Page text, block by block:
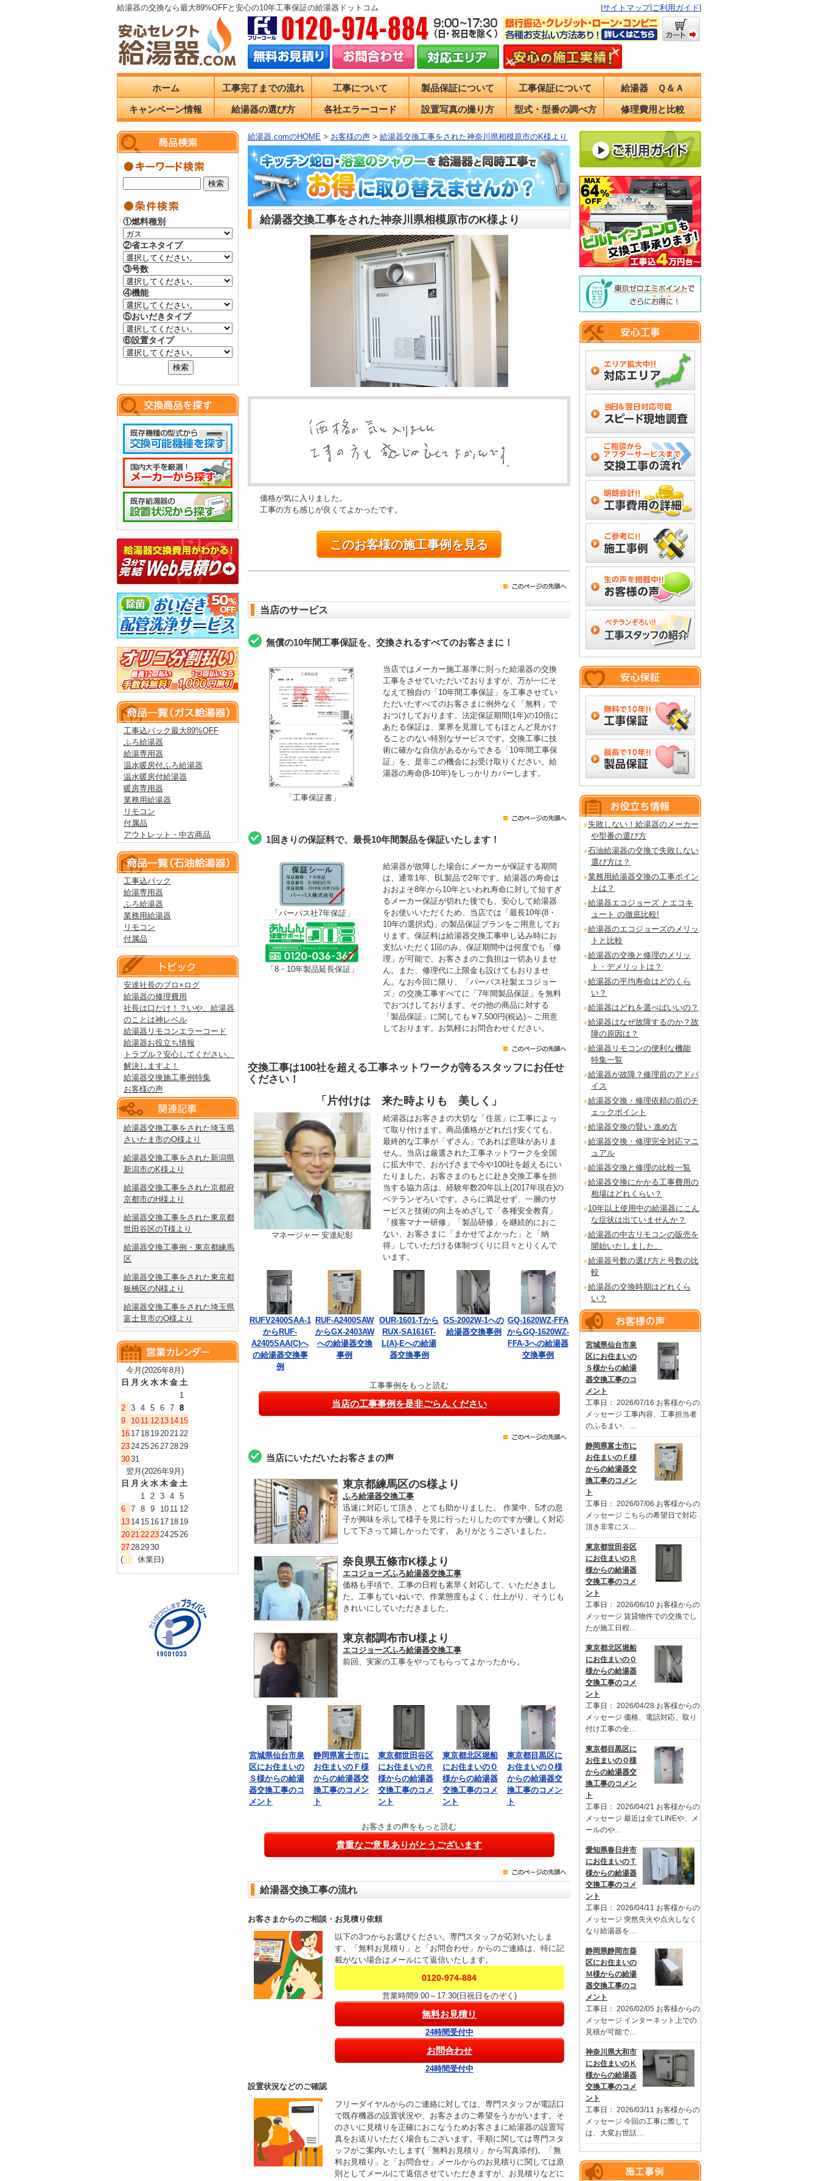
給湯器の交換なら最大89%OFFと安心の10年工事保証の給湯器ドットコム サイトマップ| ご利用ガイド
ホーム 工事完了までの流れ 工事について 製品保証について 工事保証について 給湯器 Ｑ＆Ａ
キャンペーン情報 給湯器の選び方 各社エラーコード 設置写真の撮り方 型式・型番の調べ方 修理費用と比較
①燃料種別
②省エネタイプ
③号数
④機能
⑤おいだきタイプ
⑥設置タイプ
工事込パック最大89%OFF
ふろ給湯器
給湯専用器
温水暖房付ふろ給湯器
温水暖房付給湯器
暖房専用器
業務用給湯器
リモコン
付属品
アウトレット・中古商品
工事込パック
給湯専用器
ふろ給湯器
業務用給湯器
リモコン
付属品
安達社長のプロ×ログ
給湯器の修理費用
社長は口だけ！？いや、給湯器
のことは神レベル
給湯器リモコンエラーコード
給湯器お役立ち情報
トラブル？安心してください、
解決しますよ！
給湯器交換施工事例特集
お客様の声
給湯器交換工事をされた埼玉県
さいたま市のO様より
給湯器交換工事をされた新潟県
新潟市のK様より
給湯器交換工事をされた京都府
京都市のH様より
給湯器交換工事をされた東京都
世田谷区のT様より
給湯器交換工事例・東京都練馬
区
給湯器交換工事をされた東京都
板橋区のN様より
給湯器交換工事をされた埼玉県
富士見市のO様より
今月(2026年8月)
日 月 火 水 木 金 土
1
2 3 4 5 6 7 8
9
10 11 12 13 14 15
16 17 18 19202122
23242526272829
3031
翌月(2026年9月)
日 月 火 水 木 金 土
1 2 3 4 5
6 7 8 9 10 11 12
13 14 15 16 17 18 19
20212223242526
27282930
(
休業日)
失敗しない！給湯器のメーカー
や型番の選び方
石油給湯器の交換で失敗しない
選び方は？
業務用給湯器交換の工事ポイン
トは？
給湯器エコジョーズ とエコキ
ュート の徹底比較!
給湯器のエコジョーズのメリッ
トと比較
給湯器の交換と修理のメリッ
ト・デメリットは？
給湯器の平均寿命はどのくら
い？
給湯器はどれを選べばいいの？
給湯器はなぜ故障するのか？故
障の原因は？
給湯器リモコンの便利な機能
特集一覧
給湯器が故障？修理前のアドバ
イス
給湯器交換・修理依頼の前のチ
ェックポイント
給湯器交換の賢い 進め方
給湯器交換・修理完全対応マニ
ュアル
給湯器交換と修理の比較一覧
給湯器交換にかかる工事費用の
相場はどれくらい？
10年以上使用中の給湯器にこん
な症状は出ていませんか？
給湯器の中古リモコンの販売を
開始いたしました。
給湯器号数の選び方と号数の比
較
給湯器の交換時期はどれくら
い？
宮城県仙台市泉
区にお住まいの
Ｓ様からの給湯
器交換工事のコ
メント
工事日： 2026/07/16 お客様からの
メッセージ 工事内容、工事担当者
のふるまい、…
静岡県富士市に
お住まいのＦ様
からの給湯器交
換工事のコメン
ト
工事日： 2026/07/06 お客様からの
メッセージ こちらの希望日で対応
頂き非常にス…
東京都世田谷区
にお住まいのＲ
様からの給湯器
交換工事のコメ
ント
工事日： 2026/06/10 お客様からの
メッセージ 賃貸物件での交換でし
たが施工日程…
東京都北区堀船
にお住まいのＯ
様からの給湯器
交換工事のコメ
ント
工事日： 2026/04/28 お客様からの
メッセージ 価格、電話対応、取り
付け工事の全…
東京都目黒区に
お住まいのＯ様
からの給湯器交
換工事のコメン
ト
工事日： 2026/04/21 お客様からの
メッセージ 最近は全てLINEや、メ
ールのや…
愛知県春日井市
にお住まいのＴ
様からの給湯器
交換工事のコメ
ント
工事日： 2026/04/11 お客様からの
メッセージ 突然失火や点火しなく
なり給湯器を…
静岡県静岡市葵
区にお住まいの
Ｍ様からの給湯
器交換工事のコ
メント
工事日： 2026/02/05 お客様からの
メッセージ インターネット上での
見積が可能で…
神奈川県大和市
にお住まいのＫ
様からの給湯器
交換工事のコメ
ント
工事日： 2026/03/11 お客様からの
メッセージ 今回の工事に際して
は、大変お世話…
給湯器.comのHOME > お客様の声 > 給湯器交換工事をされた神奈川県相模原市のK様より
給湯器交換工事をされた神奈川県相模原市のK様より
価格が気に入りました。
工事の方も感じが良くてよかったです。
このお客様の施工事例を見る
当店のサービス
無償の10年間工事保証を、交換されるすべてのお客さまに！
「工事保証書」
当店ではメーカー施工基準に則った給湯器の交換
工事をさせていただいておりますが、万が一にそ
なえて独自の「10年間工事保証」を工事させてい
ただいたすべてのお客さまに例外なく「無料」で
おつけしております。法定保証期間(1年)の10倍に
あたる保証は、業界を見渡してもほとんど見かけ
ることのない特別なサービスです。交換工事に技
術に確かな自信があるからできる「10年間工事保
証」を、是非この機会にお受け取りください。給
湯器の寿命(8-10年)をしっかりカバーします。
1回きりの保証料で、最長10年間製品を保証いたします！
「パーパス社7年保証」
「8・10年製品延長保証」
給湯器が故障した場合にメーカーが保証する期間
は、通常1年、BL製品で2年です。給湯器の寿命は
おおよそ8年から10年といわれ寿命に対して短すぎ
るメーカー保証が切れた後でも、安心して給湯器
をお使いいただくため、当店では「最長10年(8・
10年の選択式)」の製品保証プランをご用意してお
ります。保証料は給湯器交換工事申し込み時にお
支払いただく1回のみ。保証期間中は何度でも「修
理」が可能で、お客さまのご負担は一切ありませ
ん。また、修理代に上限金も設けてもおりませ
ん。なお今回に限り、「パーパス社製エコジョー
ズ」の交換工事すべてに「7年間製品保証」を無料
でおつけしております。その他の商品に対する
「製品保証」に関しても￥7,500円(税込)～ご用意
しております。お気軽にお問合わせください。
交換工事は100社を超える工事ネットワークが誇るスタッフにお任せ
ください！
「片付けは 来た時よりも 美しく」
マネージャー 安達紀彰
給湯器はお客さまの大切な「住居」に工事によっ
て取り付けます。商品価格がどれだけ安くても、
最終的な工事が「ずさん」であれば意味がありま
せん。当店は厳選された工事ネットワークを全国
に拡大中で、おかげさまで今や100社を超えるにい
たりました。お客さまのもとに赴き交換工事を担
当する協力店は、経験年数20年以上(2017年現在)の
ベテランぞろいです。さらに満足せず、一層のサ
ービスと技術の向上をめざして「各種安全教育」
「接客マナー研修」「製品研修」を継続的におこ
ない、お客さまに「まかせてよかった」と「納
得」していただける体制づくりに日々とりくんで
います。
RUFV2400SAA-1
からRUF-
A2405SAA(C)へ
の給湯器交換事
例
RUF-A2400SAW
からGX-2403AW
への給湯器交換
事例
OUR-1601-Tから
RUX-SA1616T-
L(A)-Eへの給湯
器交換事例
GS-2002W-1への
給湯器交換事例
GQ-1620WZ-FFA
からGQ-1620WZ-
FFA-3への給湯器
交換事例
工事事例をもっと読む
当店の工事事例を是非ごらんください
当店にいただいたお客さまの声
東京都練馬区のS様より
ふろ給湯器交換工事
迅速に対応して頂き、とても助かりました。 作業中、5才の息
子が興味を示して様子を見に行ったりしたのですが優しく対応
して下さって嬉しかったです。 ありがとうございました。
奈良県五條市K様より
エコジョーズふろ給湯器交換工事
価格も手頃で、工事の日程も素早く対応して、いただきまし
た。工事もていねいで、作業態度もよく、仕上がり、そうじも
きれいにしていただきました。
東京都調布市U様より
エコジョーズふろ給湯器交換工事
前回、実家の工事をやってもらってよかったから。
宮城県仙台市泉
区にお住まいの
Ｓ様からの給湯
器交換工事のコ
メント
静岡県富士市に
お住まいのＦ様
からの給湯器交
換工事のコメン
ト
東京都世田谷区
にお住まいのＲ
様からの給湯器
交換工事のコメ
ント
東京都北区堀船
にお住まいのＯ
様からの給湯器
交換工事のコメ
ント
東京都目黒区に
お住まいのＯ様
からの給湯器交
換工事のコメン
ト
お客さまの声をもっと読む
貴重なご意見ありがとうございます
給湯器交換工事の流れ
お客さまからのご相談・お見積り依頼
以下の3つからお選びください。専門スタッフが応対いたしま
す。「無料お見積り」と「お問合わせ」からのご連絡は、特に記
載がない場合はメールにて返信いたします。
0120-974-884
営業時間9:00～17:30(日祝日をのぞく)
無料お見積り
24時間受付中
お問合わせ
24時間受付中
設置状況などのご確認
フリーダイヤルからのご連絡に対しては、専門スタッフが電話口
で既存機器の設置状況や、お客さまのご希望をうかがいます。そ
のさいに見積りを正確におこなうためお客さまに給湯器の設置写
真をお送りいただく場合もございます。手順に関しては専門スタ
ッフがご案内いたします(「無料お見積り」から写真添付)。「無
料お見積り」と「お問合せ」メールからのお見積りに関しては原
則としてメールにて返信させていただきますが、お見積りなどに